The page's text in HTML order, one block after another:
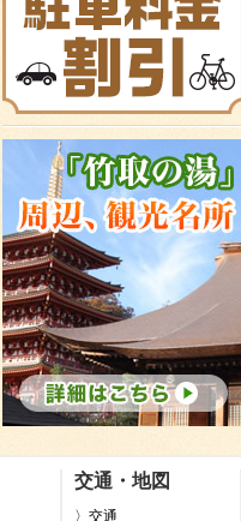
交通・地図
〉交通